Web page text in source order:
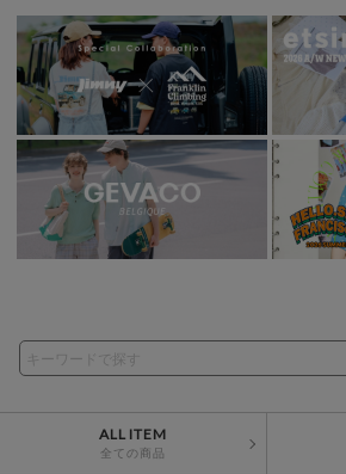
ALL ITEM
全ての商品